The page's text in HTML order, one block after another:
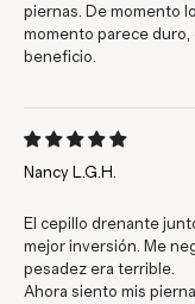
piernas. De momento
momento parece duro,
beneficio.
Nancy L.G.H.
El cepillo drenante
mejor inversión. Me
pesadez era terrible.
Ahora siento mis